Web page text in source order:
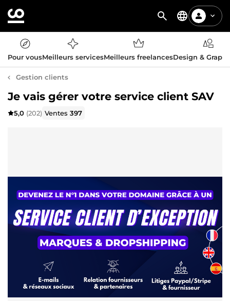
Pour vousMeilleurs servicesMeilleurs freelancesDesign &
Gestion clients
Je vais gérer votre service client SAV
5,0 (202) Ventes397